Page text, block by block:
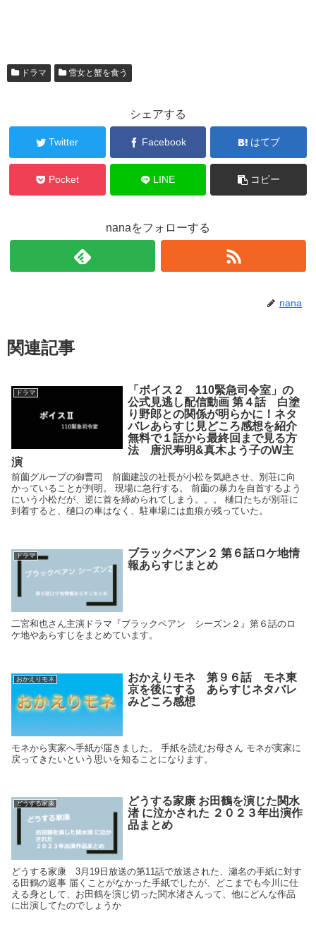
ドラマ 雪女と蟹を食う
シェアする
Twitter Facebook はてブ
Pocket LINE コピー
nanaをフォローする
nana
関連記事
ドラマ
「ボイス２ 110緊急司令室」の
公式見逃し配信動画 第４話 白塗
り野郎との関係が明らかに！ネタ
バレあらすじ見どころ感想を紹介
無料で１話から最終回まで見る方
法 唐沢寿明&真木よう子のW主
演
前薗グループの御曹司 前薗建設の社長が小松を気絶させ、別荘に向
かっていることが判明。 現場に急行する。 前薗の暴力を自首するよう
にいう小松だが、逆に首を締められてしまう。。。 樋口たちが別荘に
到着すると、樋口の車はなく、駐車場には血痕が残っていた。
ドラマ
ブラックペアン２ 第６話ロケ地情
報あらすじまとめ
二宮和也さん主演ドラマ『ブラックペアン シーズン２』第６話のロ
ケ地やあらすじをまとめています。
おかえりモネ
おかえりモネ 第９６話 モネ東
京を後にする あらすじネタバレ
みどころ感想
モネから実家へ手紙が届きました。 手紙を読むお母さん モネが実家に
戻ってきたいという思いを知ることになります。
どうする家康
どうする家康 お田鶴を演じた関水
渚 に泣かされた ２０２３年出演作
品まとめ
どうする家康 3月19日放送の第11話で放送された、瀬名の手紙に対す
る田鶴の返事 届くことがなかった手紙でしたが、どこまでも今川に仕
える身として、お田鶴を演じ切った関水渚さんって、他にどんな作品
に出演してたのでしょうか